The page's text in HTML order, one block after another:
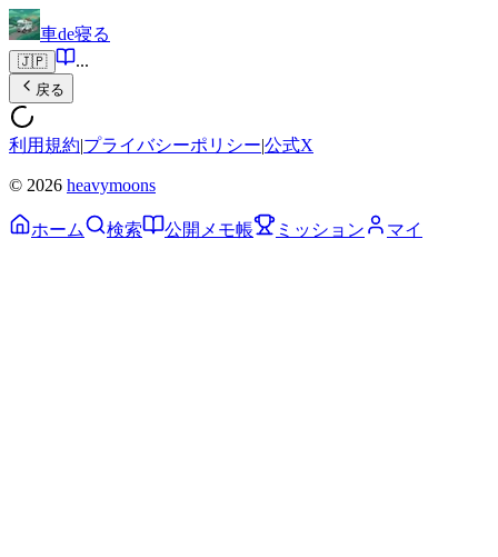
車de寝る
🇯🇵 ...
戻る
利用規約|プライバシーポリシー|公式X
© 2026 heavymoons
ホーム 検索 公開メモ帳 ミッション マイ